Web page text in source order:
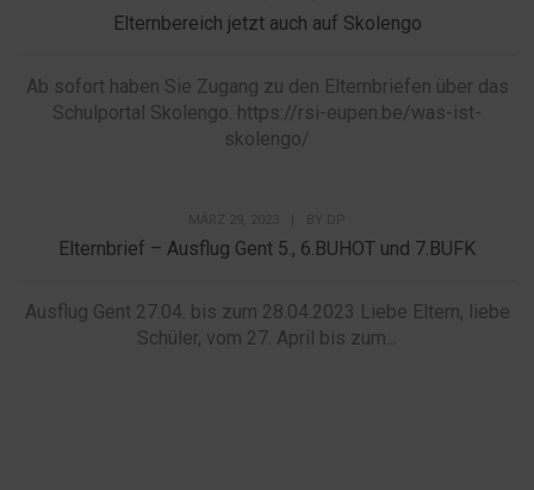
Elternbereich jetzt auch auf Skolengo
Ab sofort haben Sie Zugang zu den Elternbriefen über das
Schulportal Skolengo. https://rsi-eupen.be/was-ist-
skolengo/
Elternbrief – Ausflug Gent 5., 6.BUHOT und 7.BUFK
Ausflug Gent 27.04. bis zum 28.04.2023 Liebe Eltern, liebe
Schüler, vom 27. April bis zum...